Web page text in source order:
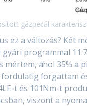
gázpedál
ez a változás? Két
programmal
ahol 35% a
forgattam
t és 101Nm-t
viszont a